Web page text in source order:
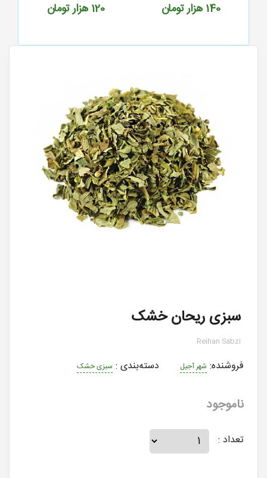
120هزار تومان 40هزار تومان
سبزی ریحان خشک
Reihan Sabzi
فروشنده: شهر آجیل دسته‌بندی : سبزی خشک
ناموجود
تعداد :